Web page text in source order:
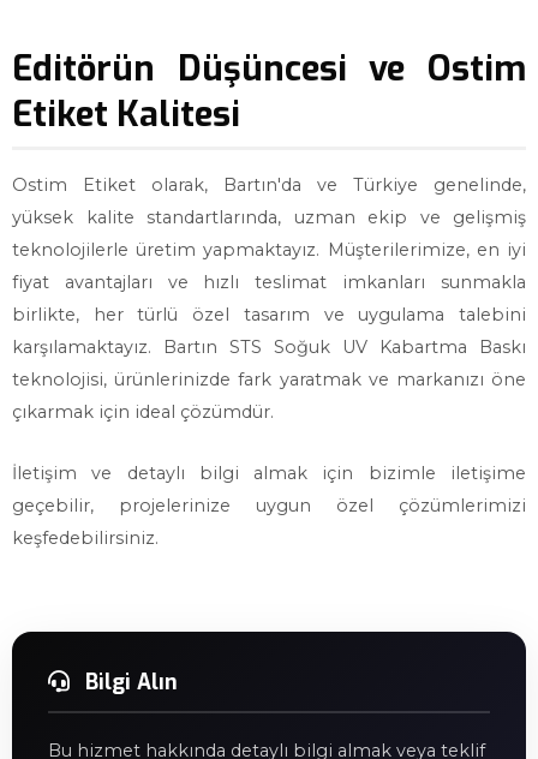
Editörün Düşüncesi ve Ostim
Etiket Kalitesi
Ostim Etiket olarak, Bartın'da ve Türkiye genelinde,
yüksek kalite standartlarında, uzman ekip ve gelişmiş
teknolojilerle üretim yapmaktayız. Müşterilerimize, en iyi
fiyat avantajları ve hızlı teslimat imkanları sunmakla
birlikte, her türlü özel tasarım ve uygulama talebini
karşılamaktayız. Bartın STS Soğuk UV Kabartma Baskı
teknolojisi, ürünlerinizde fark yaratmak ve markanızı öne
çıkarmak için ideal çözümdür.
İletişim ve detaylı bilgi almak için bizimle iletişime
geçebilir, projelerinize uygun özel çözümlerimizi
keşfedebilirsiniz.
Bilgi Alın
Bu hizmet hakkında detaylı bilgi almak veya teklif